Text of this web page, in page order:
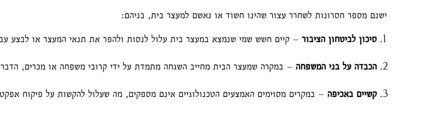
ישנם מספר חסרונות לשחרר עצור שהינו חשוד או נאשם למעצר בית, בניהם:
סיכון לביטחון הציבור – קיים חשש שמי שנמצא במעצר בית עלול לנסות ולהפר את תנאי המעצר או לבצע
הכבדה על בני המשפחה – במקרה שמעצר הבית מחייב השגחה מתמדת על ידי קרובי משפחה או מכרים, הדבר
קשיים באכיפה – במקרים מסוימים האמצעים הטכנולוגיים אינם מספקים, מה שעלול להקשות על פיקוח